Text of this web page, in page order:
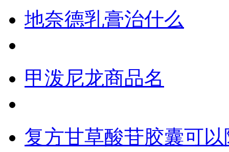
地奈德乳膏治什么
甲泼尼龙商品名
复方甘草酸苷胶囊可